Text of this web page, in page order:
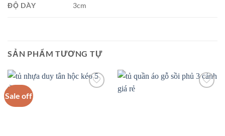
ĐỘ DÀY 3cm
SẢN PHẨM TƯƠNG TỰ
Sale off